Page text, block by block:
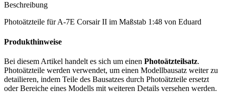
Beschreibung
Photoätzteile für A-7E Corsair II im Maßstab 1:48 von Eduard
Produkthinweise
Bei diesem Artikel handelt es sich um einen Photoätzteilsatz.
Photoätzteile werden verwendet, um einen Modellbausatz weiter zu
detailieren, indem Teile des Bausatzes durch Photoätzteile ersetzt
oder Bereiche eines Modells mit weiteren Details versehen werden.